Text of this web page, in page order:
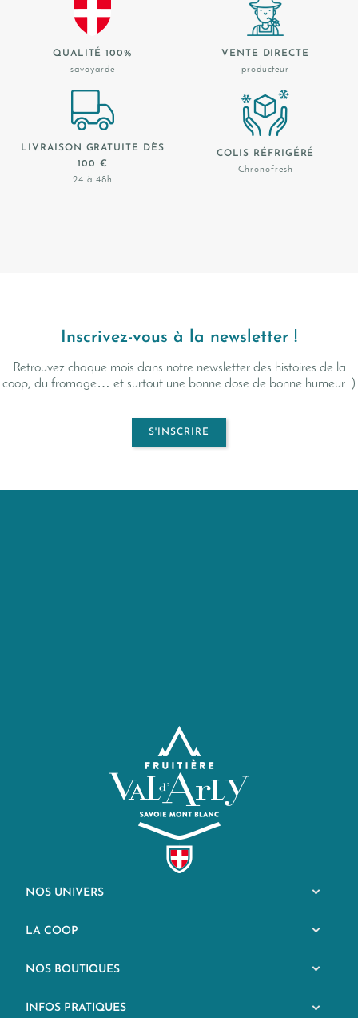
QUALITÉ 100%
savoyarde
VENTE DIRECTE
producteur
LIVRAISON GRATUITE DÈS
100 €
24 à 48h
COLIS RÉFRIGÉRÉ
Chronofresh
Inscrivez-vous à la newsletter !
Retrouvez chaque mois dans notre newsletter des histoires de la
coop, du fromage… et surtout une bonne dose de bonne humeur :)
S'INSCRIRE
NOS UNIVERS
LA COOP
NOS BOUTIQUES
INFOS PRATIQUES